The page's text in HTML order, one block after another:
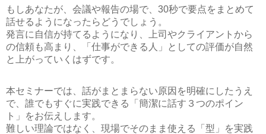
もしあなたが、会議や報告の場で、30秒で要点をまとめて
話せるようになったらどうでしょう。
発言に自信が持てるようになり、上司やクライアントから
の信頼も高まり、「仕事ができる人」としての評価が自然
と上がっていくはずです。
本セミナーでは、話がまとまらない原因を明確にしたうえ
で、誰でもすぐに実践できる
「簡潔に話す３つのポイン
ト」
をお伝えします。
難しい理論ではなく、現場でそのまま使える
「型」
を実践